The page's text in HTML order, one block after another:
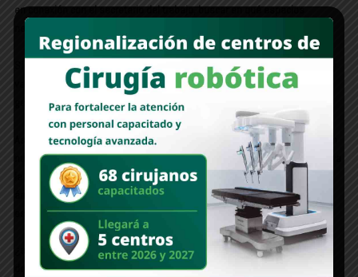
en conexión con el secretario del trabajo, buscar en qué espacios
Si están combatiendo la deserción escolar, más jóvenes van a egresar y
van a buscar estas nuevas oportunidades, ¿estáel gobernador Durazo
generando empleo?
Así es, se están dando las condiciones, cada vez se ve más inversión en
nuestro estado, nuevas empresas que llegan, más expansión de la bolsa
laboral, y estoy seguro que Sonora va a seguir consolidándose en este
ámbito y que van a seguir llegando más empresas, más inversiones y
eso va a dar cabida a más empleos para más jóvenes.
¿estás consciente de la trascendencia de este programa y lo que va a
dejar en esta transformación educativa del gobernador?